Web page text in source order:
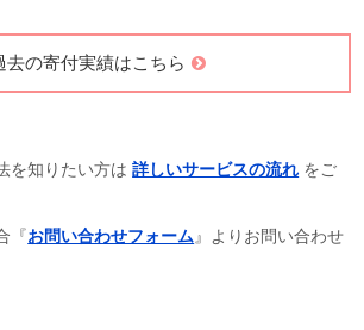
去の寄付実績はこちら
を知りたい方は詳しいサービスの流れ をご
『お問い合わせフォーム』よりお問い合わせ